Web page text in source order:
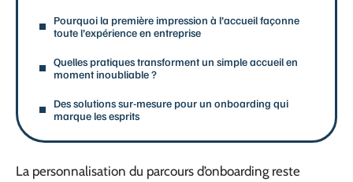
Pourquoi la première impression à l’accueil façonne
toute l’expérience en entreprise
Quelles pratiques transforment un simple accueil en
moment inoubliable ?
Des solutions sur-mesure pour un onboarding qui
marque les esprits
La personnalisation du parcours d’onboarding reste